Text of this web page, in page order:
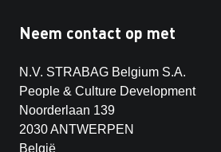
Neem contact op met
N.V. STRABAG Belgium S.A.
People & Culture Development
Noorderlaan 139
2030 ANTWERPEN
België